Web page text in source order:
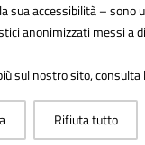
sua accessibilità – sono
anonimizzati messi a
sul nostro sito, consulta
Rifiuta tutto